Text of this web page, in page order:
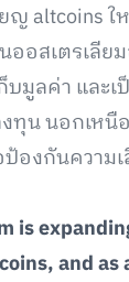
ญ altcoins ใ
ออสเตรเลีย
มูลค่า และ
ทุน นอกเห
องกันความ
is
and as